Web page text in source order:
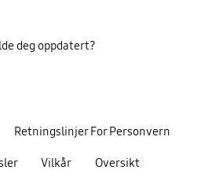
Retningslinjer For Personvern
Vilkår Oversikt
deg oppdatert?